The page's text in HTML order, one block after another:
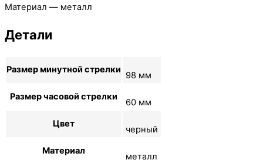
Материал — металл
Детали
Размер минутной стрелки
98 мм
Размер часовой стрелки
60 мм
Цвет
черный
Материал
металл